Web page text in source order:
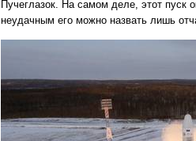
Пучеглазок. На самом деле, этот пуск
неудачным его можно назвать лишь